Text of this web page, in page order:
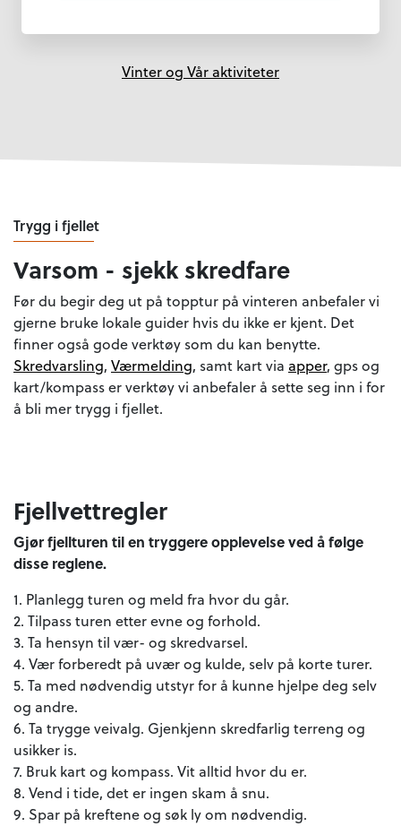
Vinter og Vår aktiviteter
Trygg i fjellet
Varsom - sjekk skredfare
Før du begir deg ut på topptur på vinteren anbefaler vi
gjerne bruke lokale guider hvis du ikke er kjent. Det
finner også gode verktøy som du kan benytte.
Skredvarsling, Værmelding, samt kart via apper, gps og
kart/kompass er verktøy vi anbefaler å sette seg inn i for
å bli mer trygg i fjellet.
Fjellvettregler
Gjør fjellturen til en tryggere opplevelse ved å følge
disse reglene.
1. Planlegg turen og meld fra hvor du går.
2. Tilpass turen etter evne og forhold.
3. Ta hensyn til vær- og skredvarsel.
4. Vær forberedt på uvær og kulde, selv på korte turer.
5. Ta med nødvendig utstyr for å kunne hjelpe deg selv
og andre.
6. Ta trygge veivalg. Gjenkjenn skredfarlig terreng og
usikker is.
7. Bruk kart og kompass. Vit alltid hvor du er.
8. Vend i tide, det er ingen skam å snu.
9. Spar på kreftene og søk ly om nødvendig.